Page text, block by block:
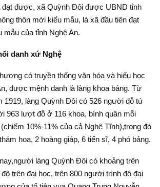
đạt được, xã Quỳnh Đôi được UBND tỉnh
thôn mới kiểu mẫu, là xã đầu tiên đạt
mẫu của tỉnh Nghệ An.
danh xứ Nghệ
có truyền thống văn hóa và hiếu học
được mệnh danh là làng khoa bảng. Từ
1919, làng Quỳnh Đôi có 526 người đỗ tú
963 lượt đỗ ở 116 khoa, bình quân mỗi
10%-11% của cả Nghệ Tĩnh),trong đó
hoa, 2 hoàng giáp, 6 tiến sĩ, 4 phó bảng.
làng Quỳnh Đôi có khoảng trên
trên đại học, trên 800 người trình độ đại